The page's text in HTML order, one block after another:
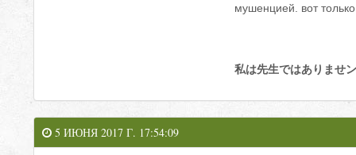
мушенцией. вот
私は先生ではありませン
5 ИЮНЯ 2017 Г. 17:54:09